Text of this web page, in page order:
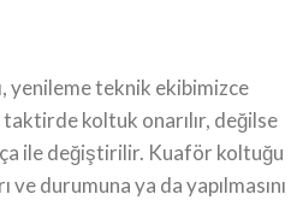
yenileme teknik ekibimizce
koltuk onarılır, değilse
ile değiştirilir. Kuaför koltuğu
durumuna ya da yapılmasını